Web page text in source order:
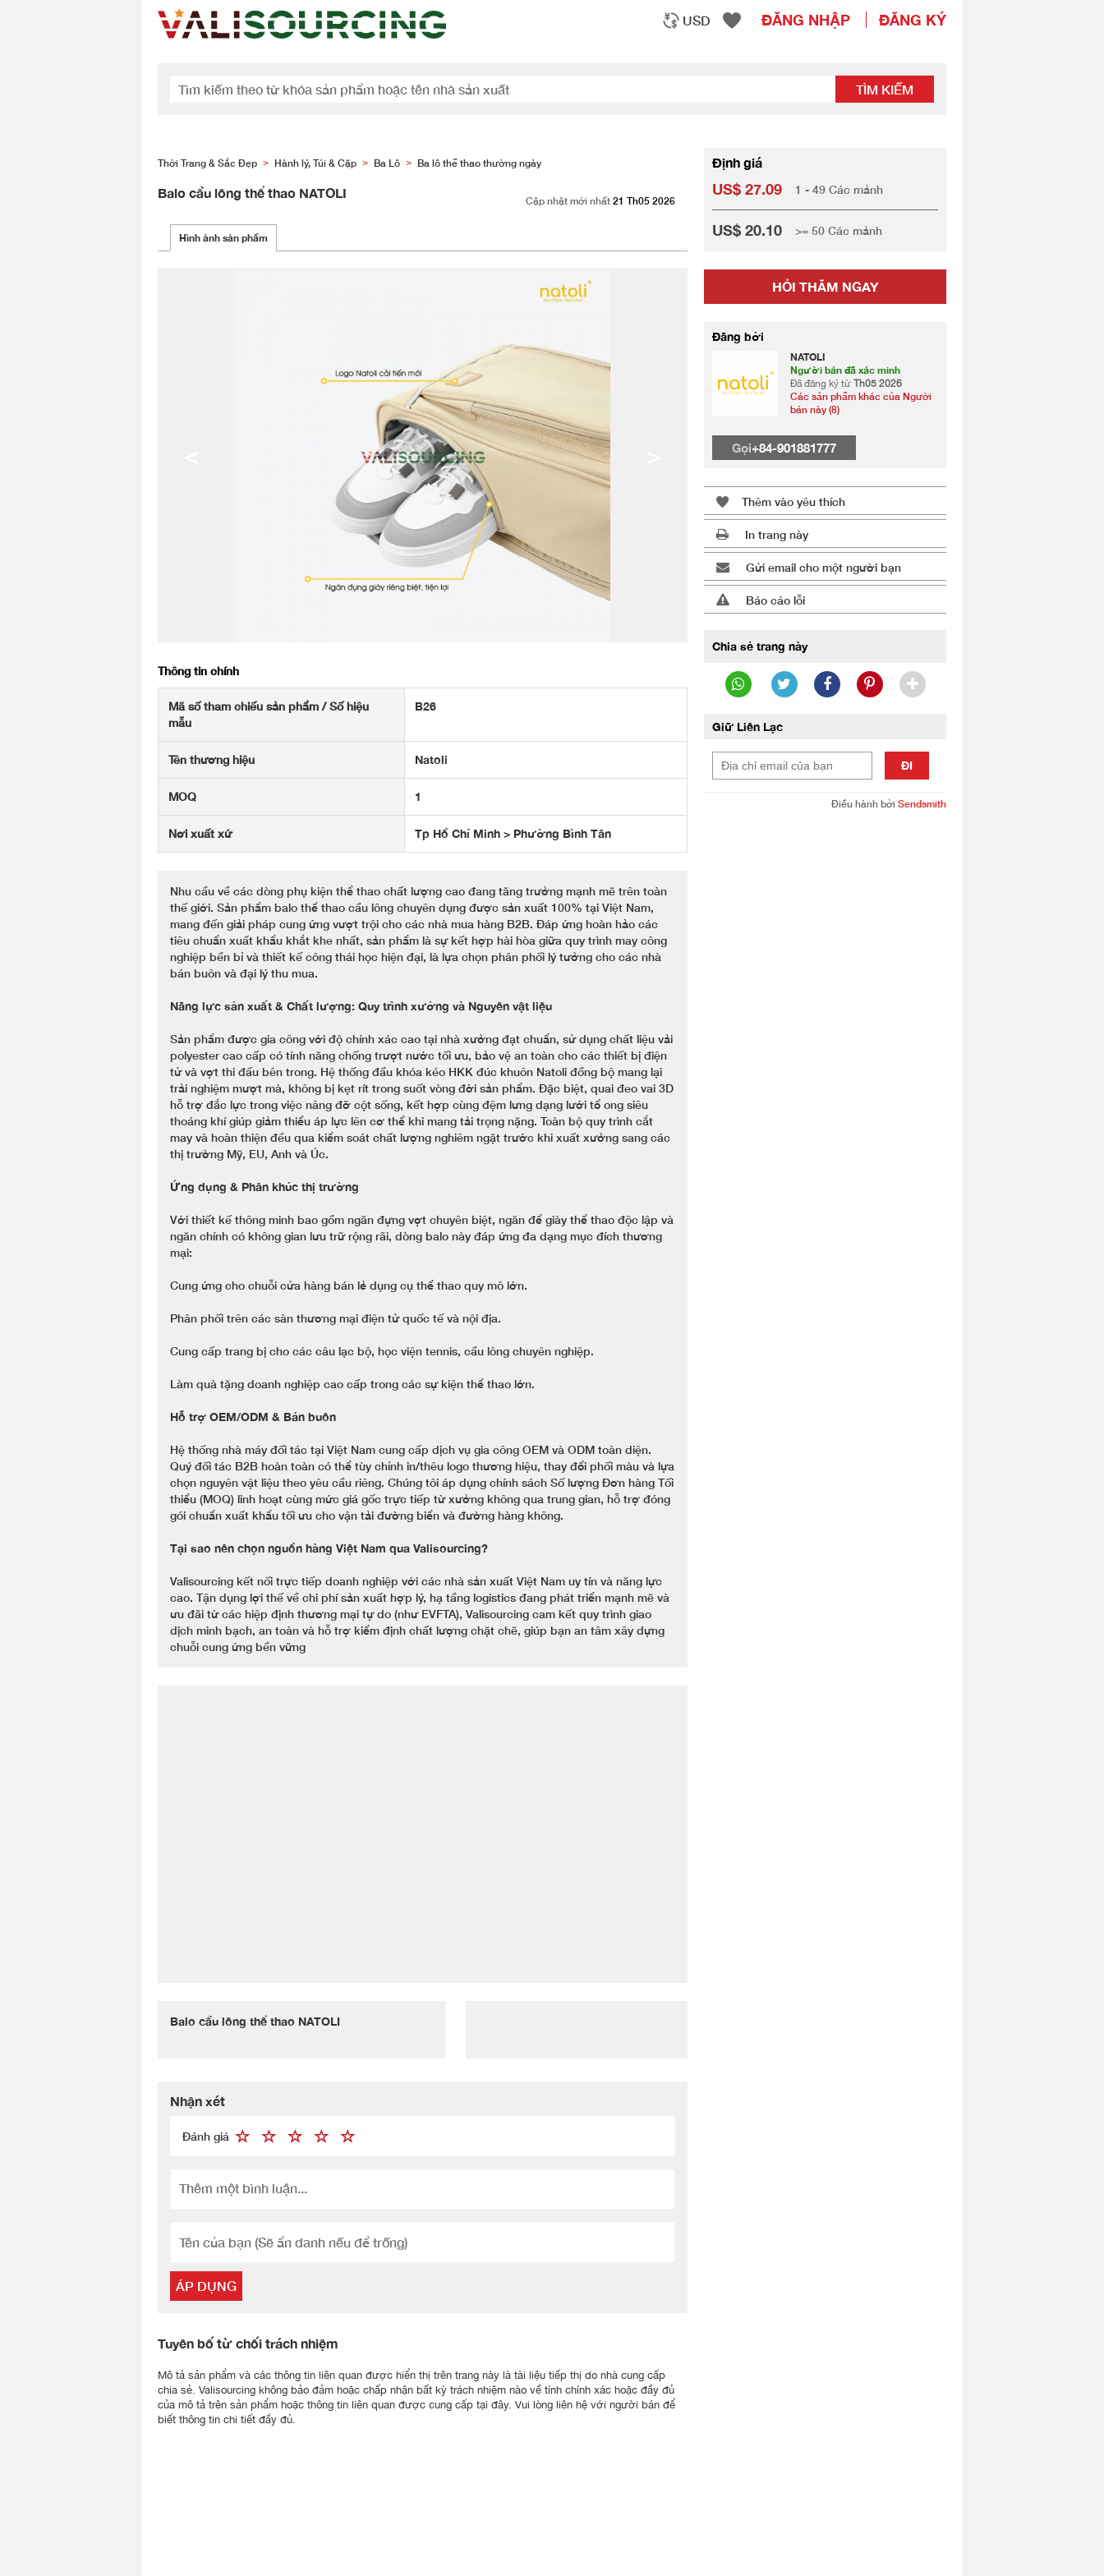
USD ĐĂNG NHẬP ĐĂNG KÝ
TÌM KIẾM
Thời Trang & Sắc Đẹp > Hành lý, Túi & Cặp > Ba Lô > Ba lô thể thao thường ngày
Balo cầu lông thể thao NATOLI
Cập nhật mới nhất 21 Th05 2026
Hình ảnh sản phẩm
Thông tin chính
Mã số tham chiếu sản phẩm / Số hiệu
mẫu
B26
Tên thương hiệu Natoli
MOQ 1
Nơi xuất xứ Tp Hồ Chí Minh > Phường Bình Tân
Nhu cầu về các dòng phụ kiện thể thao chất lượng cao đang tăng trưởng mạnh mẽ trên toàn
thế giới. Sản phẩm balo thể thao cầu lông chuyên dụng được sản xuất 100% tại Việt Nam,
mang đến giải pháp cung ứng vượt trội cho các nhà mua hàng B2B. Đáp ứng hoàn hảo các
tiêu chuẩn xuất khẩu khắt khe nhất, sản phẩm là sự kết hợp hài hòa giữa quy trình may công
nghiệp bền bỉ và thiết kế công thái học hiện đại, là lựa chọn phân phối lý tưởng cho các nhà
bán buôn và đại lý thu mua.
Năng lực sản xuất & Chất lượng: Quy trình xưởng và Nguyên vật liệu
Sản phẩm được gia công với độ chính xác cao tại nhà xưởng đạt chuẩn, sử dụng chất liệu vải
polyester cao cấp có tính năng chống trượt nước tối ưu, bảo vệ an toàn cho các thiết bị điện
tử và vợt thi đấu bên trong. Hệ thống đầu khóa kéo HKK đúc khuôn Natoli đồng bộ mang lại
trải nghiệm mượt mà, không bị kẹt rít trong suốt vòng đời sản phẩm. Đặc biệt, quai đeo vai 3D
hỗ trợ đắc lực trong việc nâng đỡ cột sống, kết hợp cùng đệm lưng dạng lưới tổ ong siêu
thoáng khí giúp giảm thiểu áp lực lên cơ thể khi mang tải trọng nặng. Toàn bộ quy trình cắt
may và hoàn thiện đều qua kiểm soát chất lượng nghiêm ngặt trước khi xuất xưởng sang các
thị trường Mỹ, EU, Anh và Úc.
Ứng dụng & Phân khúc thị trường
Với thiết kế thông minh bao gồm ngăn đựng vợt chuyên biệt, ngăn để giày thể thao độc lập và
ngăn chính có không gian lưu trữ rộng rãi, dòng balo này đáp ứng đa dạng mục đích thương
mại:
Cung ứng cho chuỗi cửa hàng bán lẻ dụng cụ thể thao quy mô lớn.
Phân phối trên các sàn thương mại điện tử quốc tế và nội địa.
Cung cấp trang bị cho các câu lạc bộ, học viện tennis, cầu lông chuyên nghiệp.
Làm quà tặng doanh nghiệp cao cấp trong các sự kiện thể thao lớn.
Hỗ trợ OEM/ODM & Bán buôn
Hệ thống nhà máy đối tác tại Việt Nam cung cấp dịch vụ gia công OEM và ODM toàn diện.
Quý đối tác B2B hoàn toàn có thể tùy chỉnh in/thêu logo thương hiệu, thay đổi phối màu và lựa
chọn nguyên vật liệu theo yêu cầu riêng. Chúng tôi áp dụng chính sách Số lượng Đơn hàng Tối
thiểu (MOQ) linh hoạt cùng mức giá gốc trực tiếp từ xưởng không qua trung gian, hỗ trợ đóng
gói chuẩn xuất khẩu tối ưu cho vận tải đường biển và đường hàng không.
Tại sao nên chọn nguồn hàng Việt Nam qua Valisourcing?
Valisourcing kết nối trực tiếp doanh nghiệp với các nhà sản xuất Việt Nam uy tín và năng lực
cao. Tận dụng lợi thế về chi phí sản xuất hợp lý, hạ tầng logistics đang phát triển mạnh mẽ và
ưu đãi từ các hiệp định thương mại tự do (như EVFTA), Valisourcing cam kết quy trình giao
dịch minh bạch, an toàn và hỗ trợ kiểm định chất lượng chặt chẽ, giúp bạn an tâm xây dựng
chuỗi cung ứng bền vững
Balo cầu lông thể thao NATOLI
Định giá
US$ 27.09 1 - 49 Các mảnh
US$ 20.10 >= 50 Các mảnh
HỎI THĂM NGAY
Đăng bởi
NATOLI
Người bán đã xác minh
Đã đăng ký từ Th05 2026
Các sản phẩm khác của Người
bán này (8)
Gọi+84-901881777
Thêm vào yêu thích
In trang này
Gửi email cho một người bạn
Báo cáo lỗi
Chia sẻ trang này
Giữ Liên Lạc
ĐI
Điều hành bởi Sendsmith
Nhận xét
Đánh giá
ÁP DỤNG
Tuyên bố từ chối trách nhiệm
Mô tả sản phẩm và các thông tin liên quan được hiển thị trên trang này là tài liệu tiếp thị do nhà cung cấp
chia sẻ. Valisourcing không bảo đảm hoặc chấp nhận bất kỳ trách nhiệm nào về tính chính xác hoặc đầy đủ
của mô tả trên sản phẩm hoặc thông tin liên quan được cung cấp tại đây. Vui lòng liên hệ với người bán để
biết thông tin chi tiết đầy đủ.